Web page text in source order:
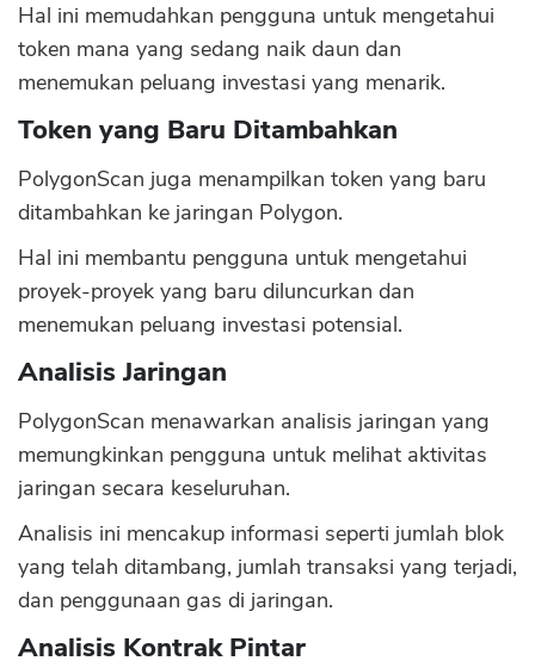
Hal ini memudahkan pengguna untuk mengetahui
token mana yang sedang naik daun dan
menemukan peluang investasi yang menarik.
Token yang Baru Ditambahkan
PolygonScan juga menampilkan token yang baru
ditambahkan ke jaringan Polygon.
Hal ini membantu pengguna untuk mengetahui
proyek-proyek yang baru diluncurkan dan
menemukan peluang investasi potensial.
Analisis Jaringan
PolygonScan menawarkan analisis jaringan yang
memungkinkan pengguna untuk melihat aktivitas
jaringan secara keseluruhan.
Analisis ini mencakup informasi seperti jumlah blok
yang telah ditambang, jumlah transaksi yang terjadi,
dan penggunaan gas di jaringan.
Analisis Kontrak Pintar